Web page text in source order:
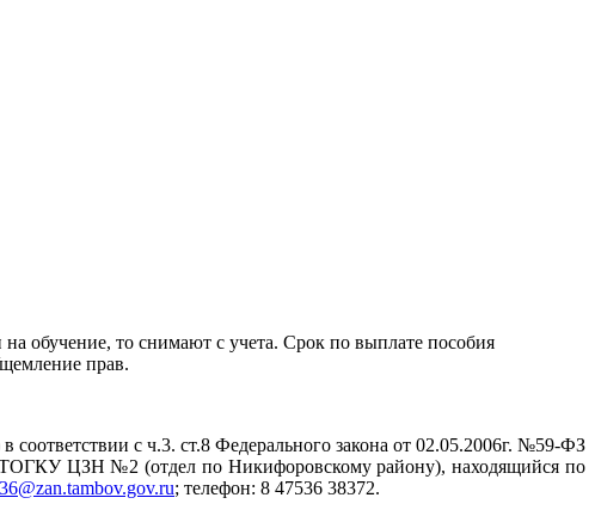
обучение, то снимают с учета. Срок по выплате пособия
прав.
с ч.3. ст.8 Федерального закона от 02.05.2006г. №59-ФЗ
ТОГКУ ЦЗН №2 (отдел по Никифоровскому району), находящийся по
; телефон: 8 47536 38372.